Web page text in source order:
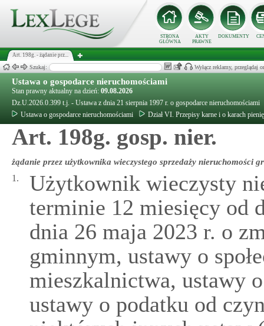
STRONA
GŁÓWNA
AKTY
PRAWNE
DOKUMENTY
Art. 198g. - żądanie prz...
Szukaj: Wyłącz reklamy, przeglądaj
Ustawa o gospodarce nieruchomościami
Stan prawny aktualny na dzień: 09.08.2026
Dz.U.2026.0.399 t.j. - Ustawa z dnia 21 sierpnia 1997 r. o gospodarce nieruchomościami
Ustawa o gospodarce nieruchomościami
Dział VI. Przepisy karne i o karach
Art. 198g. gosp. nier.
żądanie przez użytkownika wieczystego sprzedaży nieruchomości
1.
Użytkownik wieczysty
terminie 12 miesięcy od
dnia 26 maja 2023 r. o
gminnym, ustawy o
mieszkalnictwa, ustawy
ustawy o podatku od